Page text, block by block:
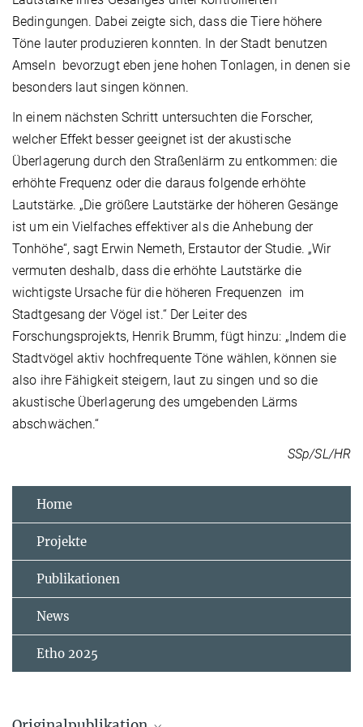
Bedingungen. Dabei zeigte sich, dass die Tiere höhere
Töne lauter produzieren konnten. In der Stadt benutzen
Amseln bevorzugt eben jene hohen Tonlagen, in denen sie
besonders laut singen können.
In einem nächsten Schritt untersuchten die Forscher,
welcher Effekt besser geeignet ist der akustische
Überlagerung durch den Straßenlärm zu entkommen: die
erhöhte Frequenz oder die daraus folgende erhöhte
Lautstärke. „Die größere Lautstärke der höheren Gesänge
ist um ein Vielfaches effektiver als die Anhebung der
Tonhöhe“, sagt Erwin Nemeth, Erstautor der Studie. „Wir
vermuten deshalb, dass die erhöhte Lautstärke die
wichtigste Ursache für die höheren Frequenzen im
Stadtgesang der Vögel ist.“ Der Leiter des
Forschungsprojekts, Henrik Brumm, fügt hinzu: „Indem die
Stadtvögel aktiv hochfrequente Töne wählen, können sie
also ihre Fähigkeit steigern, laut zu singen und so die
akustische Überlagerung des umgebenden Lärms
abschwächen.“
SSp/SL/HR
Home
Projekte
Publikationen
News
Etho 2025